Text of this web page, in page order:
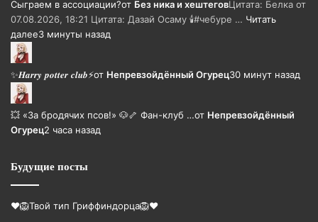
Сыграем в ассоциации?от Без ника и хештеговЦитата: Белка от
07.08.2026, 18:21 Цитата: Дазай Осаму 🕯#чебуре … Читать
далее3 минуты назад
✨𝑯𝒂𝒓𝒓𝒚 𝒑𝒐𝒕𝒕𝒆𝒓 𝒄𝒍𝒖𝒃⚡от Непревзойдëнный Огурец30 минут назад
💥 «За бродячих псов!» 🐶🦴 Фан-клуб …от Непревзойдëнный
Огурец2 часа назад
Будущие посты
❤️🦁Твой тип Гриффиндорца🦁❤️